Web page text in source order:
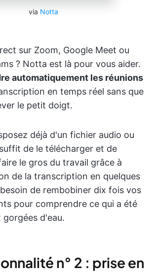
via Notta
sur Zoom, Google Meet ou
? Notta est là pour vous aider.
automatiquement les réunions
en temps réel sans que
le petit doigt.
déjà d'un fichier audio ou
de le télécharger et de
le gros du travail grâce à
de la transcription en quelques
de rembobiner dix fois vos
pour comprendre ce qui a été
d'eau.
n° 2 : prise en